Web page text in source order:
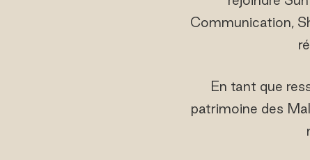
Communication,
En tant que
patrimoine des